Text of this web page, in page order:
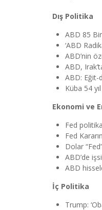
Dış Politika
ABD 85
‘ABD
ABD’nin
ABD,
ABD: Eğit-
Küba 54
Ekonomi ve
Fed
Fed
Dolar
ABD’de
ABD
İç Politika
Trump: